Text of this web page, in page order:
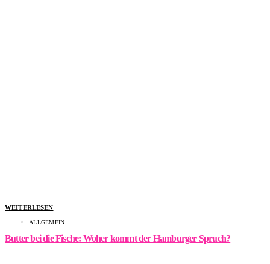
WEITERLESEN
ALLGEMEIN
Butter bei die Fische: Woher kommt der Hamburger Spruch?